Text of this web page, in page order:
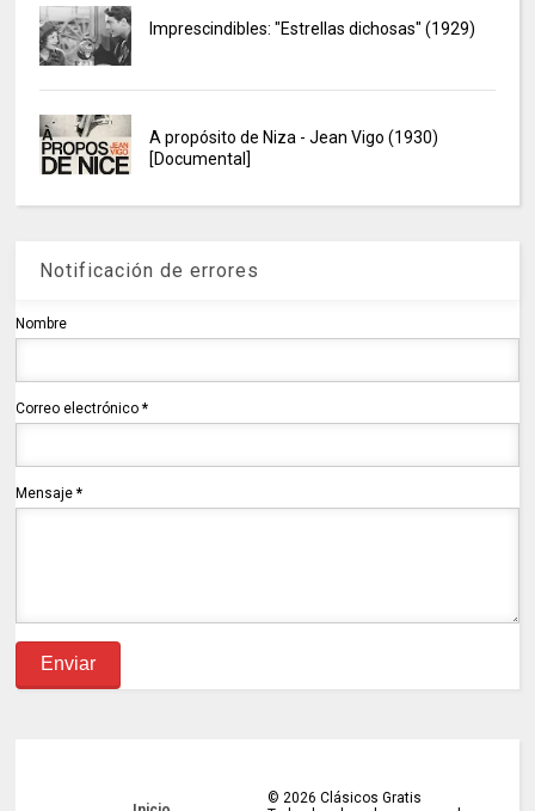
Imprescindibles: "Estrellas dichosas" (1929)
A propósito de Niza - Jean Vigo (1930)
[Documental]
Notificación de errores
Nombre
Correo electrónico*
Mensaje*
© 2026 Clásicos Gratis